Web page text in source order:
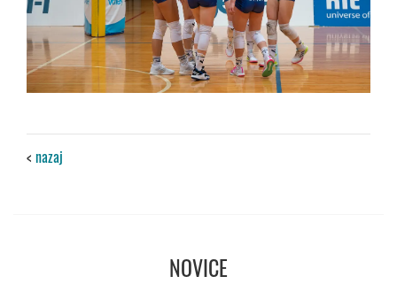
< nazaj
NOVICE